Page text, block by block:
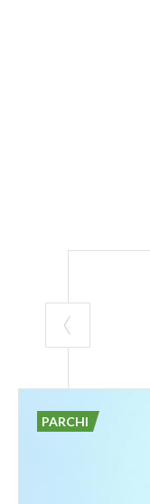
PARCHI